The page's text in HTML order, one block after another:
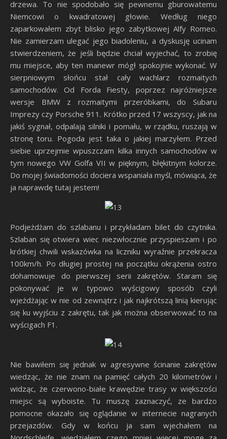
drzewa. To nie spodobało się pewnemu gburowatemu
Niemcowi o kwadratowej głowie. Według niego
zaparkowałem zbyt blisko jego zabytkowej Alfy Romeo.
Nie zamierzam ulegać jego biadoleniu, a dyskusję ucinam
stwierdzeniem, że jeśli będzie chciał wyjechać, to zrobię
mu miejsce, aby ten manewr mógł spokojnie wykonać. W
sierpniowym słońcu stał cały wachlarz rozmaitych
samochodów. Od Forda Fiesty, poprzez najróżniejsze
wersje BMW z rozmaitymi przeróbkami, do Subaru
Imprezy czy Porsche 911. Krótko przed 17 wszyscy, jak na
jakiś sygnał, odpalają silniki i pomału, w rządku, ruszają w
stronę toru. Pogoda jest taka o jakiej marzyłem. Przed
siebie uprzejmie wpuszczam kilka innych samochodów w
tym nowego VW Golfa VII w pięknym, błękitnym kolorze.
Do mojej świadomości dociera wspaniała myśl, mówiąca, że
ja naprawdę tutaj jestem!
Podjeżdżam do szlabanu i przykładam bilet do czytnika.
Szlaban się otwiera wiec niezwłocznie przyspieszam i po
krótkiej chwili wskazówka na liczniku wyraźnie przekracza
100km/h. Po długiej prostej na początku okrążenia ostro
dohamowuje do pierwszej serii zakrętów. Staram się
pokonywać je w typowo wyścigowy sposób czyli
wjeżdżając w nie od zewnątrz i jak najkrótszą linią kierując
się ku wyjściu z zakrętu, tak jak można obserwować to na
wyścigach F1.
Nie bawiłem się jednak w agresywne ścinanie zakrętów
wiedząc, że nie znam na pamięć całych 20 kilometrów i
widząc, że czerwono-białe krawędzie trasy w większości
miejsc są wyboiste. Tu muszę zaznaczyć, ze bardzo
pomocne okazało się oglądanie w internecie nagranych
przejazdów. Gdy w końcu ja sam wjechałem na